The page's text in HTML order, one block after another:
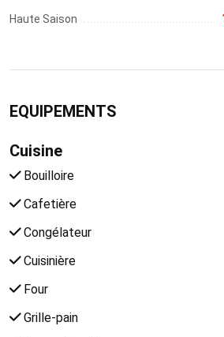
Haute Saison
EQUIPEMENTS
Cuisine
Bouilloire
Cafetière
Congélateur
Cuisinière
Four
Grille-pain